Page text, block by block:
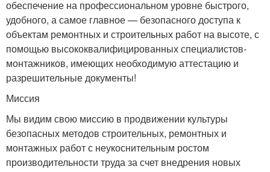
обеспечение на профессиональном уровне быстрого,
удобного, а самое главное — безопасного доступа к
объектам ремонтных и строительных работ на высоте, с
помощью высококвалифицированных специалистов-
монтажников, имеющих необходимую аттестацию и
разрешительные документы!
Миссия
Мы видим свою миссию в продвижении культуры
безопасных методов строительных, ремонтных и
монтажных работ с неукоснительным ростом
производительности труда за счет внедрения новых